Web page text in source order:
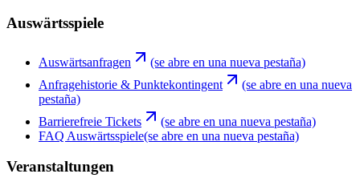
Auswärtsspiele
Auswärtsanfragen
(se abre en una nueva pestaña)
Anfragehistorie & Punktekontingent
(se abre en una nueva
pestaña)
Barrierefreie Tickets
(se abre en una nueva pestaña)
FAQ Auswärtsspiele(se abre en una nueva pestaña)
Veranstaltungen